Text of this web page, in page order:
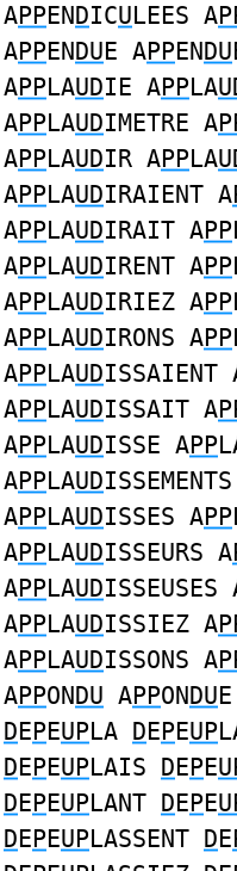
APPENDICULEES A
APPENDUE APPENDU
APPLAUDIE APPLA
APPLAUDIMETRE A
APPLAUDIR APPLA
APPLAUDIRAIENT A
APPLAUDIRAIT APP
APPLAUDIRENT APP
APPLAUDIRIEZ APP
APPLAUDIRONS APP
APPLAUDISSAIENT
APPLAUDISSAIT A
APPLAUDISSE APP
APPLAUD
APPLAUDISSES APP
APPLAUDISSEURS A
APPLAUDISSEUSES
APPLAUDISSIEZ A
APPLAUDISSONS A
APPONDU APPONDU
DEPEUPLA DEPEUP
DEPEUPLAIS DEPE
DEPEUPLANT DEPE
DEPEUPLASSENT DE